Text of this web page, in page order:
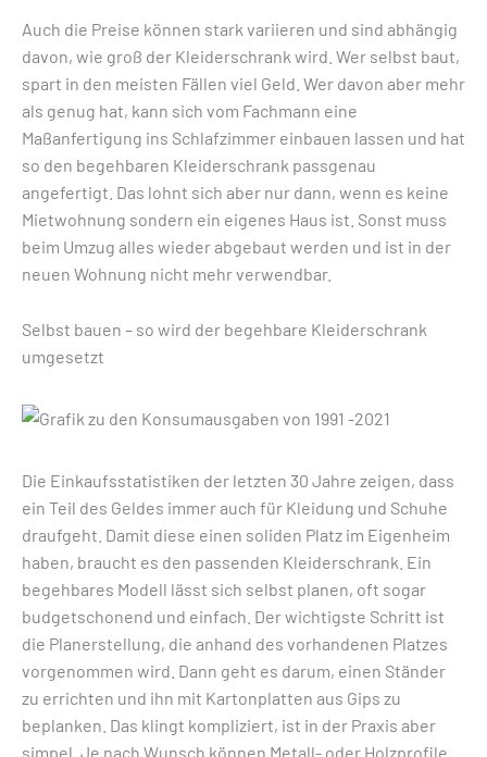
Auch die Preise können stark variieren und sind abhängig
davon, wie groß der Kleiderschrank wird. Wer selbst baut,
spart in den meisten Fällen viel Geld. Wer davon aber mehr
als genug hat, kann sich vom Fachmann eine
Maßanfertigung ins Schlafzimmer einbauen lassen und hat
so den begehbaren Kleiderschrank passgenau
angefertigt. Das lohnt sich aber nur dann, wenn es keine
Mietwohnung sondern ein eigenes Haus ist. Sonst muss
beim Umzug alles wieder abgebaut werden und ist in der
neuen Wohnung nicht mehr verwendbar.
Selbst bauen – so wird der begehbare Kleiderschrank
umgesetzt
Die Einkaufsstatistiken der letzten 30 Jahre zeigen, dass
ein Teil des Geldes immer auch für Kleidung und Schuhe
draufgeht. Damit diese einen soliden Platz im Eigenheim
haben, braucht es den passenden Kleiderschrank. Ein
begehbares Modell lässt sich selbst planen, oft sogar
budgetschonend und einfach. Der wichtigste Schritt ist
die Planerstellung, die anhand des vorhandenen Platzes
vorgenommen wird. Dann geht es darum, einen Ständer
zu errichten und ihn mit Kartonplatten aus Gips zu
beplanken. Das klingt kompliziert, ist in der Praxis aber
simpel. Je nach Wunsch können Metall- oder Holzprofile